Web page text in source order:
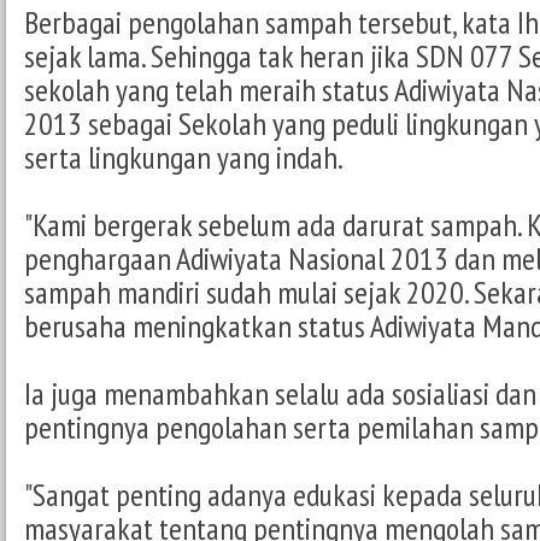
Berbagai pengolahan sampah tersebut, kata
sejak lama. Sehingga tak heran jika SDN 077
sekolah yang telah meraih status Adiwiyata
2013 sebagai Sekolah yang peduli lingkungan
serta lingkungan yang indah.
"Kami bergerak sebelum ada darurat sampah.
penghargaan Adiwiyata Nasional 2013 dan
sampah mandiri sudah mulai sejak 2020.
berusaha meningkatkan status Adiwiyata
Ia juga menambahkan selalu ada sosialiasi
pentingnya pengolahan serta pemilahan
"Sangat penting adanya edukasi kepada
masyarakat tentang pentingnya mengolah